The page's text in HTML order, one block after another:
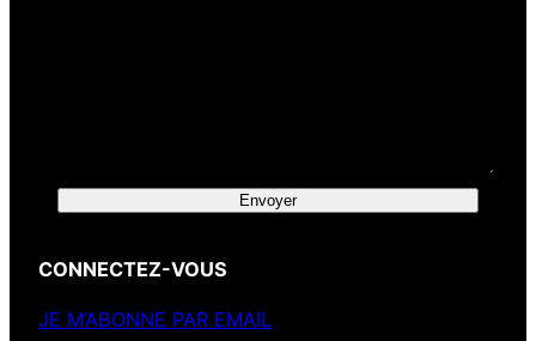
Envoyer
CONNECTEZ-VOUS
JE M’ABONNE PAR EMAIL